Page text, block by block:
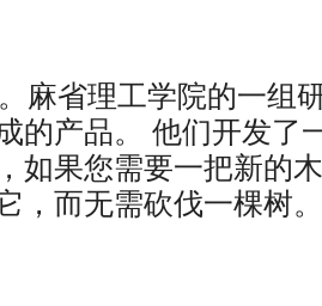
麻省理工学院的一组
的产品。 他们开发了
如果您需要一把新的
，而无需砍伐一棵树。